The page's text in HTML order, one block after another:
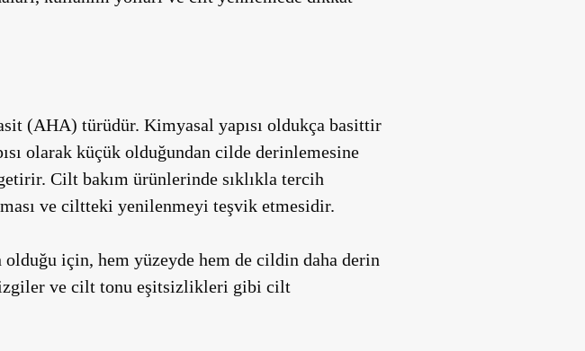
(AHA) türüdür. Kimyasal yapısı oldukça basittir
olarak küçük olduğundan cilde derinlemesine
Cilt bakım ürünlerinde sıklıkla tercih
ve ciltteki yenilenmeyi teşvik etmesidir.
için, hem yüzeyde hem de cildin daha derin
ve cilt tonu eşitsizlikleri gibi cilt